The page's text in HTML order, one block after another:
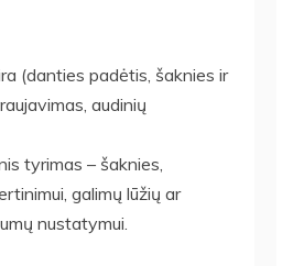
(danties padėtis, šaknies ir
audinių
tyrimas – šaknies,
galimų lūžių ar
nustatymui.